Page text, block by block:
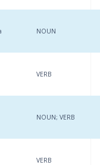
NOUN
VERB
NOUN; VERB
VERB